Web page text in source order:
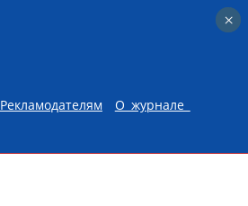
Рекламодателям
О журнале
×
×